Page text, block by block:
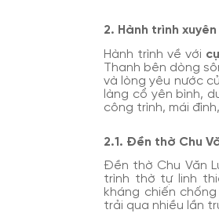
2. Hành trình
Hành trình về với
Thanh bên dòng
và lòng yêu nước
làng cổ yên bình,
công trình, mái
2.1. Đền thờ Chu
Đền thờ Chu Văn
trình thờ tự linh
kháng chiến
trải qua nhiều lần